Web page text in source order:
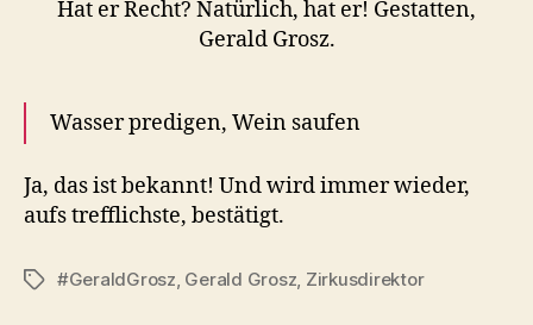
Hat er Recht? Natürlich, hat er! Gestatten,
Gerald Grosz.
Wasser predigen, Wein saufen
Ja, das ist bekannt! Und wird immer wieder,
aufs trefflichste, bestätigt.
Tags#GeraldGrosz, Gerald Grosz, Zirkusdirektor